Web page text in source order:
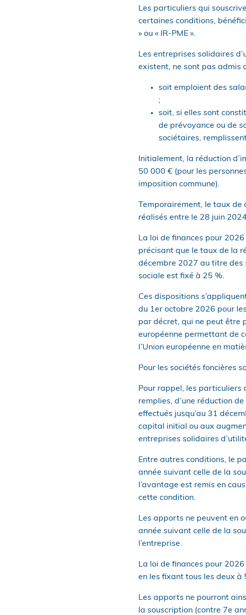
Les particuliers qui
certaines conditions,
» ou « IR-PME ».
Les entreprises solidaires
existent, ne sont pas admis
soit emploient des
;
soit, si elles sont
de prévoyance ou de
sociétaires,
Initialement, la réduction
50 000 € (pour les
imposition commune).
Temporairement, le taux
réalisés entre le 28 juin
La loi de finances pour
précisant que le taux de la
décembre 2027 au titre des
sociale est fixé à 25 %.
Ces dispositions
du 1er octobre 2026 pour
par décret, qui ne peut être
européenne permettant de
l’Union européenne en
Pour les sociétés foncières
Pour rappel, les particuliers
remplies, d’une réduction
effectués jusqu’au 31
capital initial ou aux
entreprises solidaires
Entre autres conditions, le
année suivant celle de la
l’avantage est remis en
cette condition.
Les apports ne peuvent en
année suivant celle de la
l’entreprise.
La loi de finances pour
en les fixant tous les deux à
Les apports ne pourront
la souscription (contre 7e